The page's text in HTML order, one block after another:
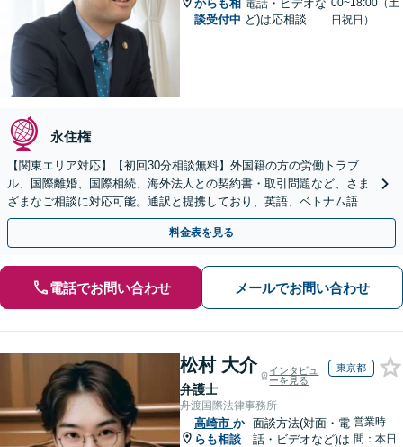
からも相
談受付中
電話・ビデオな
ど)は応相談
00~18:00（土
日祝日）
永住権
【関東エリア対応】【初回30分相談無料】外国籍の方の労働トラブ
ル、国際離婚、国際相続、海外法人との契約書・取引問題など、さま
ざまなご相談に対応可能。通訳と提携しており、英語、ベトナム語、
中国語、タイ語等対応可能です（通訳料別途）。
料金表を見る
電話でお問い合わせ メールでお問い合わせ
松村 大介
弁護士
インタビュ
ーを見る
東京都
舟渡国際法律事務所
高崎市 か
らも相談
面談方法(対面・電
話・ビデオなど)は
営業時
間：本日